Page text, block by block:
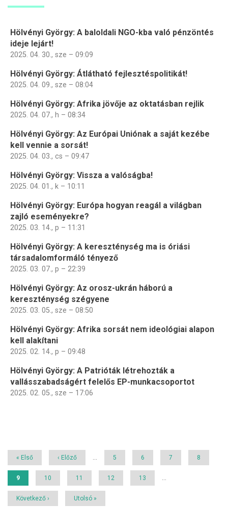
Hölvényi György: A baloldali NGO-kba való pénzöntés
ideje lejárt!
2025. 04. 30., sze – 09:09
Hölvényi György: Átlátható fejlesztéspolitikát!
2025. 04. 09., sze – 08:04
Hölvényi György: Afrika jövője az oktatásban rejlik
2025. 04. 07., h – 08:34
Hölvényi György: Az Európai Uniónak a saját kezébe
kell vennie a sorsát!
2025. 04. 03., cs – 09:47
Hölvényi György: Vissza a valóságba!
2025. 04. 01., k – 10:11
Hölvényi György: Európa hogyan reagál a világban
zajló eseményekre?
2025. 03. 14., p – 11:31
Hölvényi György: A kereszténység ma is óriási
társadalomformáló tényező
2025. 03. 07., p – 22:39
Hölvényi György: Az orosz-ukrán háború a
kereszténység szégyene
2025. 03. 05., sze – 08:50
Hölvényi György: Afrika sorsát nem ideológiai alapon
kell alakítani
2025. 02. 14., p – 09:48
Hölvényi György: A Patrióták létrehozták a
vallásszabadságért felelős EP-munkacsoportot
2025. 02. 05., sze – 17:06
Első
« Első
Előző
‹ Előző Page
5 Page
6 Page
7 Page
8
Jelenlegi
9 Page
10 Page
11 Page
12 Page
13
Következő
Következő ›
Utolsó
Utolsó »